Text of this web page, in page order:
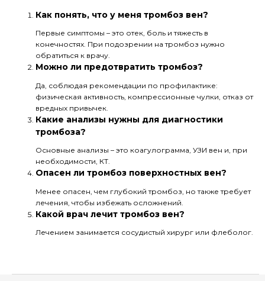
Как понять, что у меня тромбоз вен?
Первые симптомы – это отек, боль и тяжесть в
конечностях. При подозрении на тромбоз нужно
обратиться к врачу.
Можно ли предотвратить тромбоз?
Да, соблюдая рекомендации по профилактике:
физическая активность, компрессионные чулки, отказ от
вредных привычек.
Какие анализы нужны для диагностики
тромбоза?
Основные анализы – это коагулограмма, УЗИ вен и, при
необходимости, КТ.
Опасен ли тромбоз поверхностных вен?
Менее опасен, чем глубокий тромбоз, но также требует
лечения, чтобы избежать осложнений.
Какой врач лечит тромбоз вен?
Лечением занимается сосудистый хирург или флеболог.